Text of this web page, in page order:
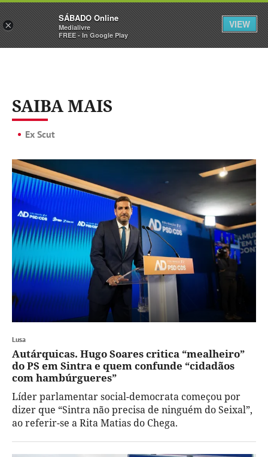
Sábado Assine Iniciar Sessão
SAIBA MAIS
Ex Scut
Lusa
Autárquicas. Hugo Soares critica “mealheiro”
do PS em Sintra e quem confunde “cidadãos
com hambúrgueres”
Líder parlamentar social-democrata começou por
dizer que “Sintra não precisa de ninguém do Seixal”,
ao referir-se a Rita Matias do Chega.
×
SÁBADO Online
Medialivre
FREE - In Google Play
VIEW